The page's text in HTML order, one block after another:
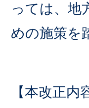
っては、地
めの施策を
【本改正